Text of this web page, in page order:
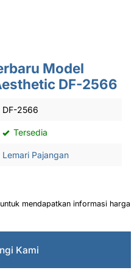
Model
DF-2566
DF-2566
Tersedia
Lemari Pajangan
mendapatkan informasi harga
Kami